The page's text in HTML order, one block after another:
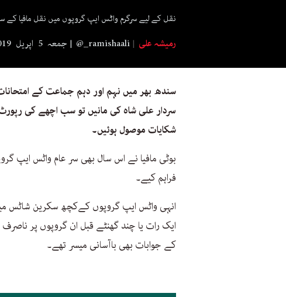
نقل کے لیے سرگرم واٹس ایپ گروپوں میں نقل مافیا کے
رمیشہ علی @_ramishaali جمعہ 5 اپریل 2019 20:00
سندھ بھر میں نہم اور دہم جماعت کے
سردار علی شاہ کی مانیں تو سب اچھے کی
شکایات موصول ہوئیں۔
بوٹی مافیا نے اس سال بھی سر عام واٹس
فراہم کیے۔
انہی واٹس ایپ گروپوں کےکچھ سکرین شاٹس
ایک رات یا چند گھنٹے قبل ان گروپوں پر
کے جوابات بھی باآسانی میسر تھے۔